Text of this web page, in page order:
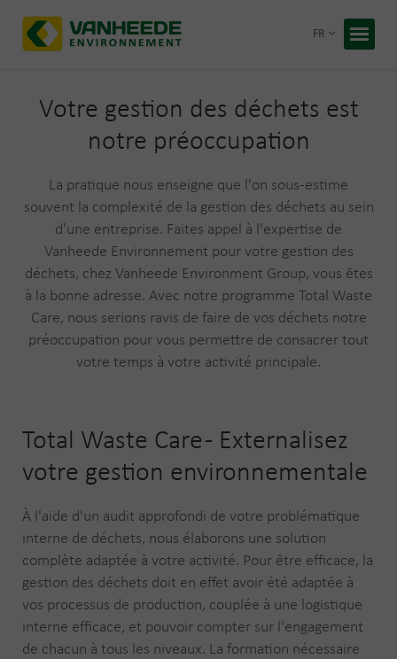
Vos
Travailler
Blog
Devis
Retour
FR
Votre gestion des déchets est
notre préoccupation
La pratique nous enseigne que l'on sous-estime
souvent la complexité de la gestion des déchets au sein
d'une entreprise. Faites appel à l'expertise de
Vanheede Environnement pour votre gestion des
déchets, chez Vanheede Environment Group, vous êtes
à la bonne adresse. Avec notre programme Total Waste
Care, nous serions ravis de faire de vos déchets notre
préoccupation pour vous permettre de consacrer tout
votre temps à votre activité principale.
Total Waste Care - Externalisez
votre gestion environnementale
À l'aide d'un audit approfondi de votre problématique
interne de déchets, nous élaborons une solution
complète adaptée à votre activité. Pour être efficace, la
gestion des déchets doit en effet avoir été adaptée à
vos processus de production, couplée à une logistique
interne efficace, et pouvoir compter sur l'engagement
de chacun à tous les niveaux. La formation nécessaire